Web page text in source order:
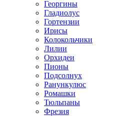
Георгины
Гладиолус
Гортензии
Ирисы
Колокольчики
Лилии
Орхидеи
Пионы
Подсолнух
Ранункулюс
Ромашки
Тюльпаны
Фрезия